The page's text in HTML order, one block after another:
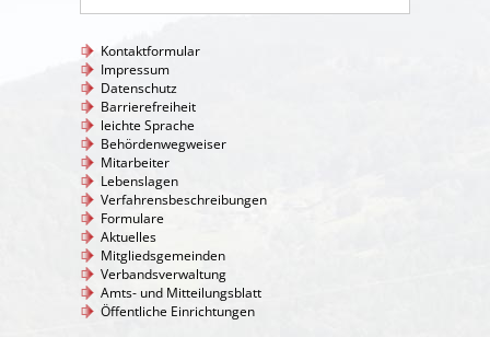
Kontaktformular
Impressum
Datenschutz
Barrierefreiheit
leichte Sprache
Behördenwegweiser
Mitarbeiter
Lebenslagen
Verfahrensbeschreibungen
Formulare
Aktuelles
Mitgliedsgemeinden
Verbandsverwaltung
Amts- und Mitteilungsblatt
Öffentliche Einrichtungen